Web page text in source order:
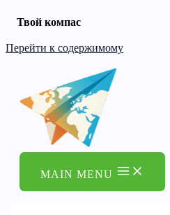
Твой компас
Перейти к содержимому
MAIN MENU